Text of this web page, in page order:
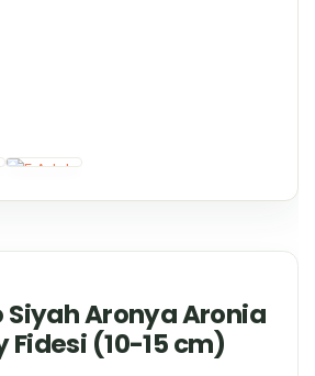
Siyah Aronya Aronia
(10-15 cm)